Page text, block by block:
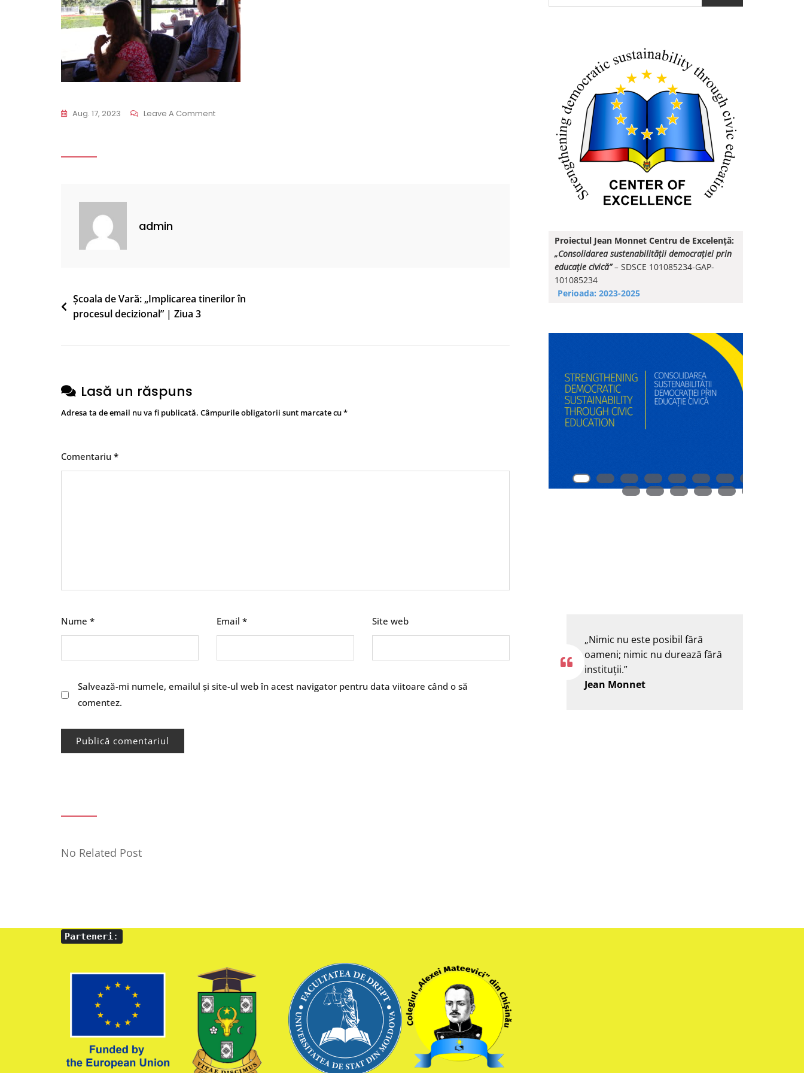
Aug. 17, 2023 Leave A CommentOn
admin
Navigare
în
articole
Școala de Vară: „Implicarea tinerilor în
procesul decizional” | Ziua 3
Lasă un răspuns
Adresa ta de email nu va fi publicată. Câmpurile obligatorii sunt marcate cu*
Comentariu *
Nume * Email * Site web
Salvează-mi numele, emailul și site-ul web în acest navigator pentru data viitoare când o să
comentez.
Proiectul Jean Monnet Centru de Excelență:
„Consolidarea sustenabilității democrației prin
educație civică”– SDSCE 101085234-GAP-
101085234
Perioada: 2023-2025
„Nimic nu este posibil fără
oameni; nimic nu durează fără
instituţii.”
Jean Monnet
No Related Post
Parteneri: